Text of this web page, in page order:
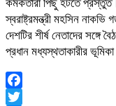
কর্মকর্তারা পিছু হটতে
স্বরাষ্ট্রমন্ত্রী মহসিন
দেশটির শীর্ষ নেতাদের
প্রধান মধ্যস্থতাকারীর
Facebook